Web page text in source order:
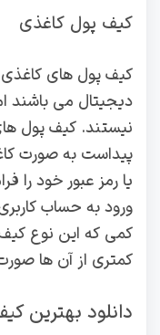
کیف پول کاغذی
کیف پول های کاغذی
دیجیتال می باشند
نیستند. کیف پول
پیداست به صورت
یا رمز عبور خود را
ورود به حساب
کمی که این نوع کیف
کمتری از آن ها
دانلود بهترین